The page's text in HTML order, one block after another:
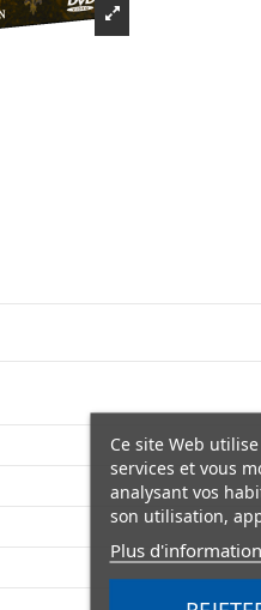
Ce site Web
services et vous
analysant vos
son utilisation,
Plus